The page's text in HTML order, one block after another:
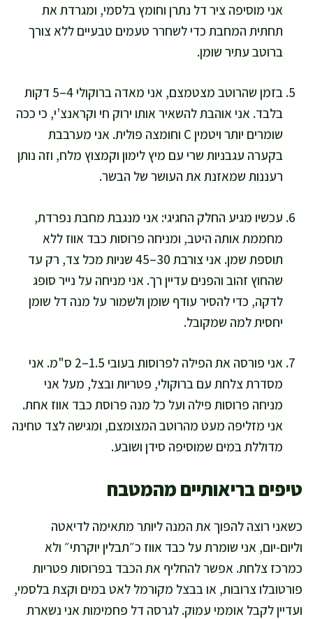
אני מוסיפה ציר דל נתרן וחומץ בלסמי, ומגרדת את
תחתית המחבת כדי לשחרר טעמים טבעיים ללא צורך
ברוטב עתיר שומן.
בזמן שהרוטב מצטמצם, אני מאדה ברוקולי 4–5 דקות
בלבד. אני אוהבת להשאיר אותו ירוק חי וקראנצ’י, כי ככה
שומרים יותר ויטמין C וחומצה פולית. אני מערבבת
בקערה עגבניות שרי עם מיץ לימון וקמצוץ מלח, וזה נותן
רעננות שמאזנת את העושר של הבשר.
עכשיו מגיע החלק החגיגי: אני מנגבת מחבת נפרדת,
מחממת אותה היטב, ומניחה פרוסות כבד אווז ללא
תוספת שמן. אני צורבת 30–45 שניות מכל צד, רק עד
שהחוץ זהוב והפנים עדיין רך. אני מניחה על נייר סופג
לדקה, כדי להסיר עודף שומן ולשמור על מנה דל שומן
יחסית למה שמקובל.
אני פורסה את הפילה לפרוסות בעובי 1.5–2 ס"מ. אני
מסדרת צלחת עם ברוקולי, פטריות ובצל, מעל אני
מניחה פרוסות פילה ועל כל מנה פרוסת כבד אווז אחת.
אני מזליפה מעט מהרוטב המצומצם, ומגישה לצד טחינה
מדוללת במים שמוסיפה סידן ושובע.
טיפים בריאותיים מהמטבח
כשאני רוצה להפוך את המנה ליותר מתאימה לדיאטה
וליום-יום, אני שומרת על כבד אווז כ״תבלין יוקרתי״ ולא
כמרכז צלחת. אפשר להחליף את הכבד בפרוסות פטריות
פורטובלו צרובות, או בבצל מקורמל לאט במים וקצת בלסמי,
ועדיין לקבל אוממי עמוק. לגרסה דל פחמימות אני נשארת